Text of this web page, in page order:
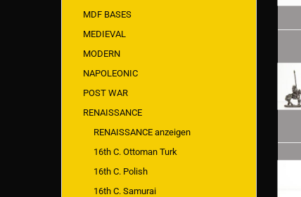
MDF BASES
MEDIEVAL
MODERN
NAPOLEONIC
POST WAR
RENAISSANCE
RENAISSANCE anzeigen
16th C. Ottoman Turk
16th C. Polish
16th C. Samurai